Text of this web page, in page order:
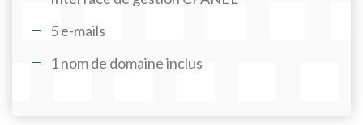
5 e-mails
1 nom de domaine inclus